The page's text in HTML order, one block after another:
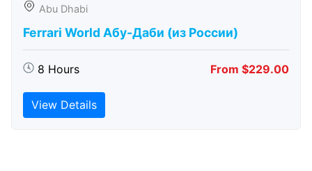
Abu Dhabi
Ferrari World Абу-Даби (из России)
8 Hours From $229.00
View Details